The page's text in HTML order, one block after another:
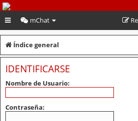
PeruVoley.com
mChat
Índice general
IDENTIFICARSE
Nombre de Usuario:
Contraseña: